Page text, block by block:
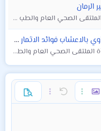
الرمان
موسوعة الطب البديل وتداوي بالاعشاب فوائد الاثمار والاشجار العلاجية
إدراج صورةخيارات إضافية…
تراجع خيارات إضافية…
معاينة